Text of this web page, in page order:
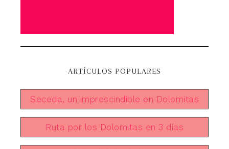
ARTÍCULOS POPULARES
Seceda, un imprescindible en Dolomitas
Ruta por los Dolomitas en 3 días